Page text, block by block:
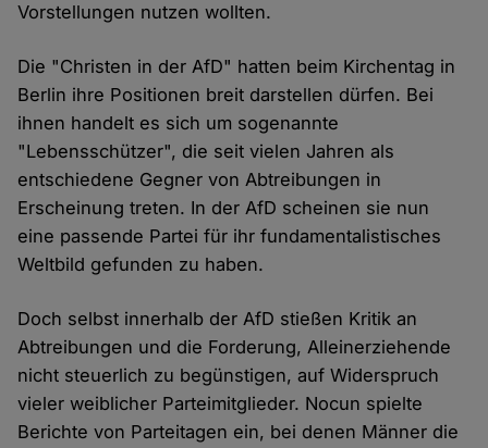
Vorstellungen nutzen wollten.
Die "Christen in der AfD" hatten beim Kirchentag in
Berlin ihre Positionen breit darstellen dürfen. Bei
ihnen handelt es sich um sogenannte
"Lebensschützer", die seit vielen Jahren als
entschiedene Gegner von Abtreibungen in
Erscheinung treten. In der AfD scheinen sie nun
eine passende Partei für ihr fundamentalistisches
Weltbild gefunden zu haben.
Doch selbst innerhalb der AfD stießen Kritik an
Abtreibungen und die Forderung, Alleinerziehende
nicht steuerlich zu begünstigen, auf Widerspruch
vieler weiblicher Parteimitglieder. Nocun spielte
Berichte von Parteitagen ein, bei denen Männer die